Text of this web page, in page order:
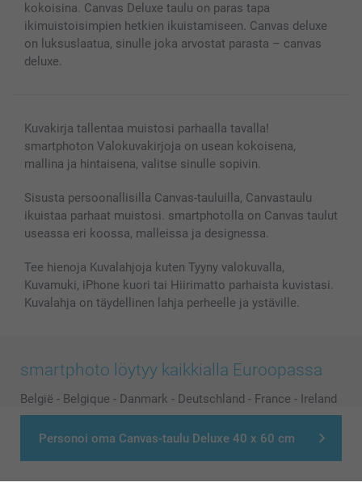
Personoi oma Canvas-taulu Deluxe 40 x 60 cm
kokoisina. Canvas Deluxe taulu on paras tapa
ikimuistoisimpien hetkien ikuistamiseen. Canvas deluxe
on luksuslaatua, sinulle joka arvostat parasta – canvas
deluxe.
Kuvakirja tallentaa muistosi parhaalla tavalla!
smartphoton Valokuvakirjoja on usean kokoisena,
mallina ja hintaisena, valitse sinulle sopivin.
Sisusta persoonallisilla Canvas-tauluilla, Canvastaulu
ikuistaa parhaat muistosi. smartphotolla on Canvas taulut
useassa eri koossa, malleissa ja designessa.
Tee hienoja Kuvalahjoja kuten Tyyny valokuvalla,
Kuvamuki, iPhone kuori tai Hiirimatto parhaista kuvistasi.
Kuvalahja on täydellinen lahja perheelle ja ystäville.
smartphoto löytyy kaikkialla Euroopassa
België - Belgique - Danmark - Deutschland - France - Ireland
- Nederland - Norge - Österreich - Schweiz - Suisse -
Switzerland - Suomi - Sverige - United Kingdom
Other Countries